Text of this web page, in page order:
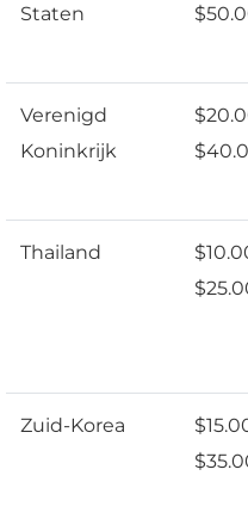
Staten
Verenigd
Koninkrijk
Thailand
Zuid-Korea